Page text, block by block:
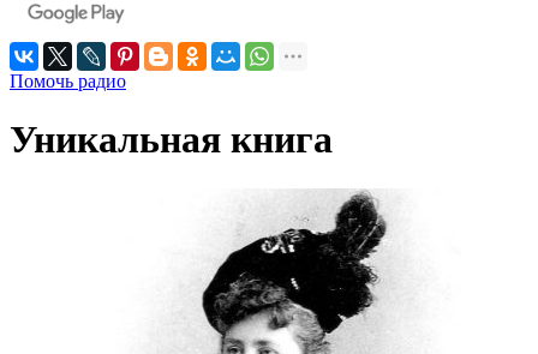
Помочь радио
Уникальная книга